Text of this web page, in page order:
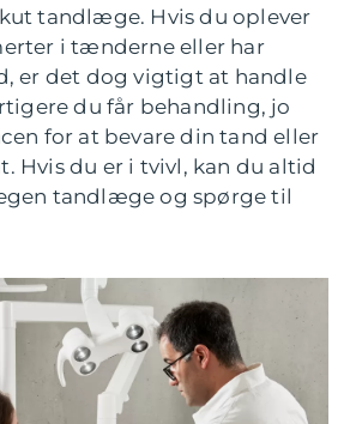
tandlæge. Hvis du oplever
i tænderne eller har
er det dog vigtigt at handle
du får behandling, jo
for at bevare din tand eller
Hvis du er i tvivl, kan du altid
tandlæge og spørge til